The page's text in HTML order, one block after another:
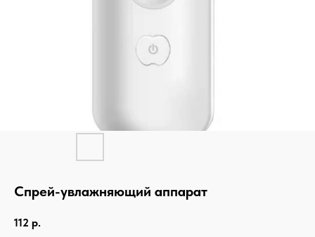
Спрей-увлажняющий аппарат
112 р.